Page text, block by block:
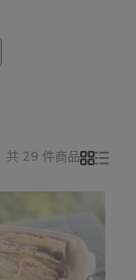
共 29 件商品